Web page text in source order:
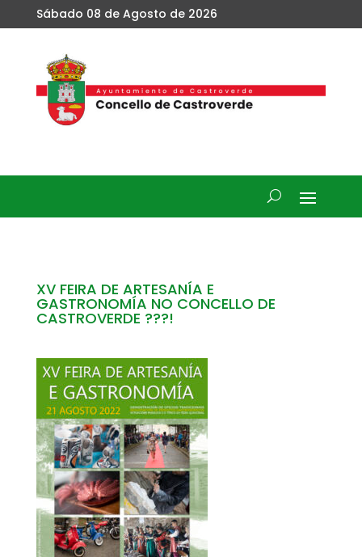
Sábado 08 de Agosto de 2026
XV FEIRA DE ARTESANÍA E
GASTRONOMÍA NO CONCELLO DE
CASTROVERDE ???!